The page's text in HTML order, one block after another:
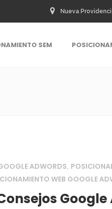
Nueva
SEM
ADWORDS,
WEB GOOGLE